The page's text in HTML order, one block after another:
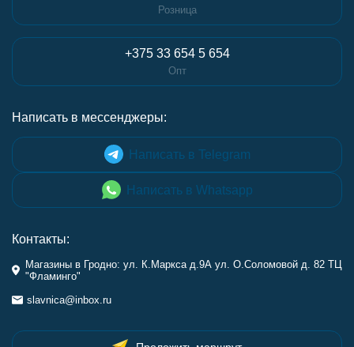
Розница
+375 33 654 5 654
Опт
Написать в мессенджеры:
Написать в Telegram
Написать в Whatsapp
Контакты:
Магазины в Гродно: ул. К.Маркса д.9А ул. О.Соломовой д. 82 ТЦ
"Фламинго"
slavnica@inbox.ru